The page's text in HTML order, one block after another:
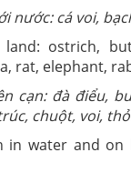
nước: cá voi,
ostrich,
rat,
cạn: đà điểu,
chuột, voi,
in water and on